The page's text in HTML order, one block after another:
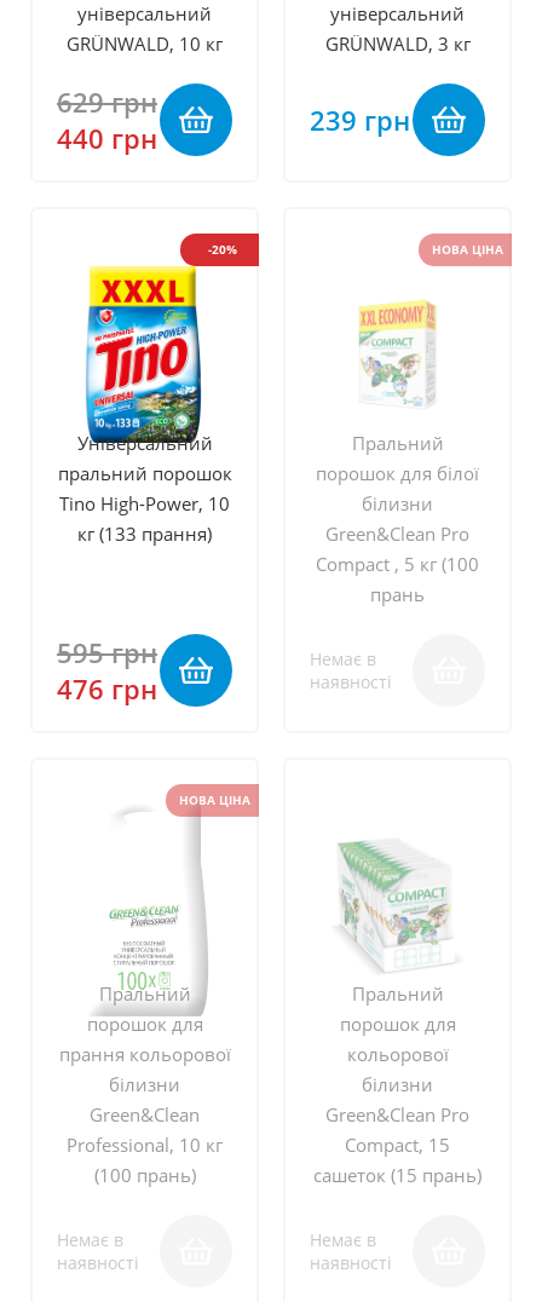
універсальний
GRÜNWALD, 10 кг
629 грн
440 грн
універсальний
GRÜNWALD, 3 кг
239 грн
-20%
Універсальний
пральний порошок
Tino High-Power, 10
кг (133 прання)
595 грн
476 грн
НОВА ЦІНА
Пральний
порошок для білої
білизни
Green&Clean Pro
Compact , 5 кг (100
прань
Немає в
наявності
НОВА ЦІНА
Пральний
порошок для
прання кольорової
білизни
Green&Clean
Professional, 10 кг
(100 прань)
Немає в
наявності
Пральний
порошок для
кольорової
білизни
Green&Clean Pro
Compact, 15
сашеток (15 прань)
Немає в
наявності